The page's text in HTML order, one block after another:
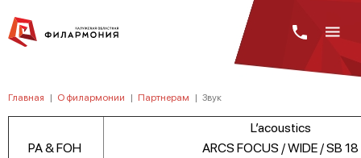
Главная | О филармонии | Партнерам | Звук
PA & FOH
L’acoustics
ARCS FOCUS / WIDE / SB 18